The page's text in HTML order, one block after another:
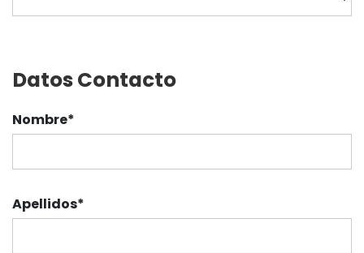
Datos Contacto
Nombre*
Apellidos*